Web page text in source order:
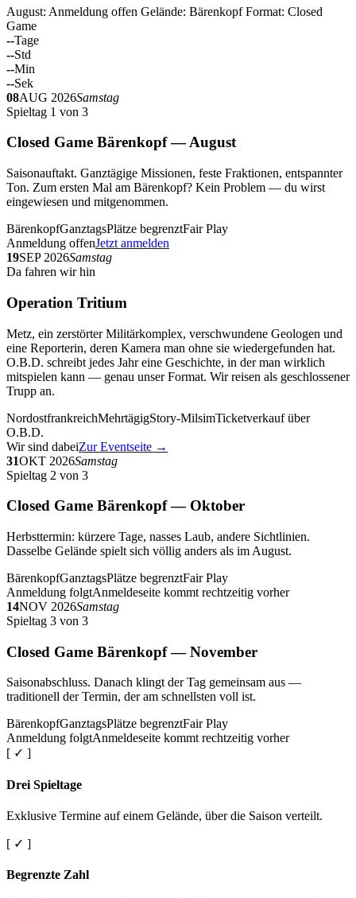
August: Anmeldung offen Gelände: Bärenkopf Format: Closed
Game
--Tage
--Std
--Min
--Sek
08AUG 2026Samstag
Spieltag 1 von 3
Closed Game Bärenkopf — August
Saisonauftakt. Ganztägige Missionen, feste Fraktionen, entspannter
Ton. Zum ersten Mal am Bärenkopf? Kein Problem — du wirst
eingewiesen und mitgenommen.
BärenkopfGanztagsPlätze begrenztFair Play
Anmeldung offenJetzt anmelden
19SEP 2026Samstag
Da fahren wir hin
Operation Tritium
Metz, ein zerstörter Militärkomplex, verschwundene Geologen und
eine Reporterin, deren Kamera man ohne sie wiedergefunden hat.
O.B.D. schreibt jedes Jahr eine Geschichte, in der man wirklich
mitspielen kann — genau unser Format. Wir reisen als geschlossener
Trupp an.
NordostfrankreichMehrtägigStory-MilsimTicketverkauf über
O.B.D.
Wir sind dabeiZur Eventseite →
31OKT 2026Samstag
Spieltag 2 von 3
Closed Game Bärenkopf — Oktober
Herbsttermin: kürzere Tage, nasses Laub, andere Sichtlinien.
Dasselbe Gelände spielt sich völlig anders als im August.
BärenkopfGanztagsPlätze begrenztFair Play
Anmeldung folgtAnmeldeseite kommt rechtzeitig vorher
14NOV 2026Samstag
Spieltag 3 von 3
Closed Game Bärenkopf — November
Saisonabschluss. Danach klingt der Tag gemeinsam aus —
traditionell der Termin, der am schnellsten voll ist.
BärenkopfGanztagsPlätze begrenztFair Play
Anmeldung folgtAnmeldeseite kommt rechtzeitig vorher
[ ✓ ]
Drei Spieltage
Exklusive Termine auf einem Gelände, über die Saison verteilt.
[ ✓ ]
Begrenzte Zahl